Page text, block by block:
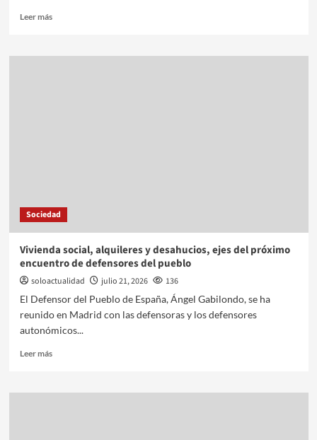
Leer más
Sociedad
Vivienda social, alquileres y desahucios, ejes del próximo
encuentro de defensores del pueblo
soloactualidad julio 21, 2026
136
El Defensor del Pueblo de España, Ángel Gabilondo, se ha
reunido en Madrid con las defensoras y los defensores
autonómicos...
Leer más